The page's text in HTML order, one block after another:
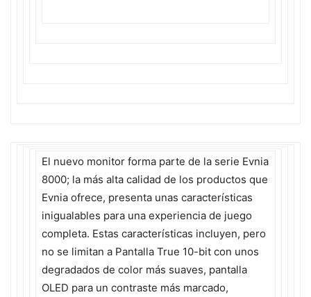
El nuevo monitor forma parte de la serie Evnia
8000; la más alta calidad de los productos que
Evnia ofrece, presenta unas características
inigualables para una experiencia de juego
completa. Estas características incluyen, pero
no se limitan a Pantalla True 10-bit con unos
degradados de color más suaves, pantalla
OLED para un contraste más marcado,